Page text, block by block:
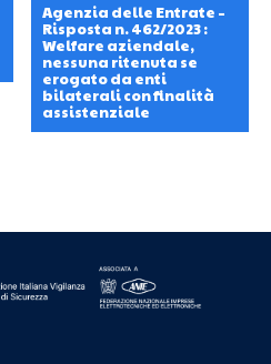
Agenzia delle Entrate –
Risposta n. 462/2023 :
Welfare aziendale,
nessuna ritenuta se
erogato da enti
bilaterali con finalità
assistenziale